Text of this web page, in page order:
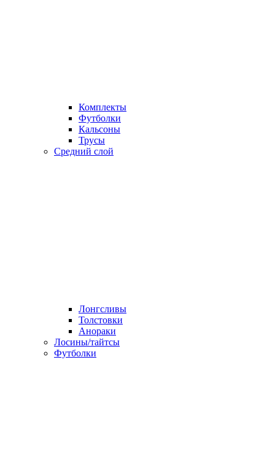
Комплекты
Футболки
Кальсоны
Трусы
Средний слой
Лонгсливы
Толстовки
Анораки
Лосины/тайтсы
Футболки